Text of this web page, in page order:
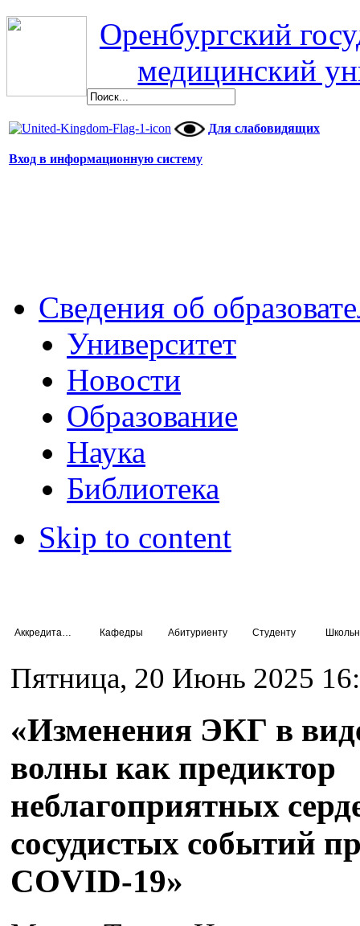
Оренбургский
медицинский
Для слабовидящих
Вход в информационную систему
Сведения об
Университет
Новости
Образование
Наука
Библиотека
Skip to content
Кафедры Абитуриенту Студенту
Пятница, 20 Июнь 2025
«Изменения ЭКГ в
волны как предиктор
неблагоприятных
сосудистых событий
COVID-19»
дата
защиты